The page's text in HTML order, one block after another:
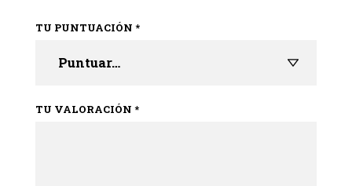
TU PUNTUACIÓN *
TU VALORACIÓN *